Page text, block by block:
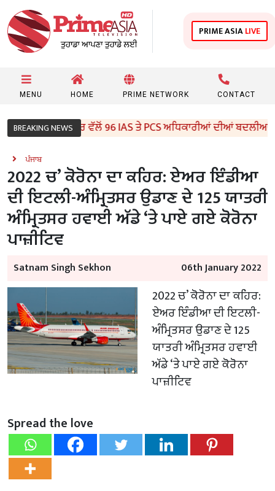
PRIME ASIALIVE
MENU HOME PRIME NETWORK CONTACT
BREAKING NEWS
ਪੰਜਾਬ ਸਰਕਾਰ ਵੱਲੋਂ 96 IAS ਤੇ PCS ਅਧਿਕਾਰੀਆਂ ਦੀਆਂ ਬਦਲੀਆਂ
ਪੰਜਾਬ
2022 ਚ’ ਕੋਰੋਨਾ ਦਾ ਕਹਿਰ: ਏਅਰ ਇੰਡੀਆ
ਦੀ ਇਟਲੀ-ਅੰਮ੍ਰਿਤਸਰ ਉਡਾਣ ਦੇ 125 ਯਾਤਰੀ
ਅੰਮ੍ਰਿਤਸਰ ਹਵਾਈ ਅੱਡੇ ‘ਤੇ ਪਾਏ ਗਏ ਕੋਰੋਨਾ
ਪਾਜ਼ੀਟਿਵ
Satnam Singh Sekhon 06th January 2022
2022 ਚ’ ਕੋਰੋਨਾ ਦਾ ਕਹਿਰ:
ਏਅਰ ਇੰਡੀਆ ਦੀ ਇਟਲੀ-
ਅੰਮ੍ਰਿਤਸਰ ਉਡਾਣ ਦੇ 125
ਯਾਤਰੀ ਅੰਮ੍ਰਿਤਸਰ ਹਵਾਈ
ਅੱਡੇ ‘ਤੇ ਪਾਏ ਗਏ ਕੋਰੋਨਾ
ਪਾਜ਼ੀਟਿਵ
Spread the love